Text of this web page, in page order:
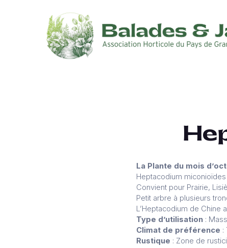
La Plante du mois
Heptacodium
Convient pour Prairie,
Petit arbre à plusieurs
L’Heptacodium de Chine
Type d’utilisation :
Climat de préférence :
Rustique : Zone de